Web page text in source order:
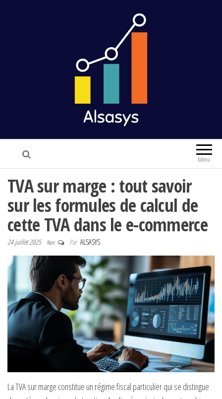
Alsasys Finance & Marketing
Menu
TVA sur marge : tout savoir
sur les formules de calcul de
cette TVA dans le e-commerce
24 juillet 2025 Non Par ALSASYS
La TVA sur marge constitue un régime fiscal particulier qui se distingue